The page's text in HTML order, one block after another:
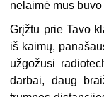
nelaimė mus
Grįžtu prie Tavo
iš kaimų,
užgožusi
darbai, daug